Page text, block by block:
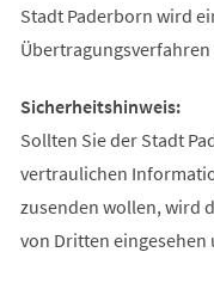
Stadt Paderborn wird
Übertragungsverfahren
Sicherheitshinweis:
Sollten Sie der Stadt
vertraulichen
zusenden wollen, wird
von Dritten